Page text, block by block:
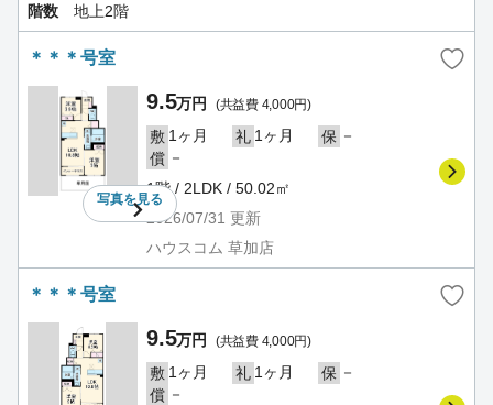
階数
地上2階
＊＊＊号室
写真を見る
9.5万円 (共益費 4,000円)
敷 1ヶ月 礼 1ヶ月 保 －
償 －
1階 / 2LDK / 50.02㎡
2026/07/31 更新
ハウスコム 草加店
＊＊＊号室
9.5万円 (共益費 4,000円)
敷 1ヶ月 礼 1ヶ月 保 －
償 －